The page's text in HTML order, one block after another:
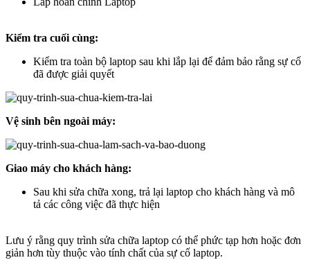
Kiểm tra cuối cùng:
Kiểm tra toàn bộ laptop sau khi lắp lại để đảm bảo rằng sự cố
đã được giải quyết
Vệ sinh bên ngoài máy:
Giao máy cho khách hàng:
Sau khi sửa chữa xong, trả lại laptop cho khách hàng và mô
tả các công việc đã thực hiện
Lưu ý rằng quy trình sửa chữa laptop có thể phức tạp hơn hoặc đơn
giản hơn tùy thuộc vào tính chất của sự cố laptop.